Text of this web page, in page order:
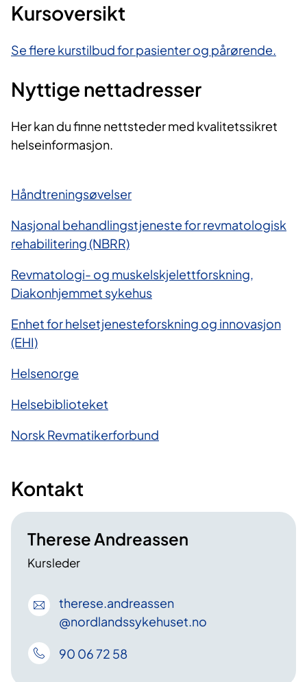
Kursoversikt
Se flere kurstilbud for pasienter og pårørende.
Nyttige nettadresser
Her kan du finne nettsteder med kvalitetssikret
helseinformasjon.
Håndtreningsøvelser
Nasjonal behandlingstjeneste for revmatologisk
rehabilitering (NBRR)
Revmatologi- og muskelskjelettforskning,
Diakonhjemmet sykehus
Enhet for helsetjenesteforskning og innovasjon
(EHI)
Helsenorge
Helsebiblioteket
Norsk Revmatikerforbund
Kontakt
Therese Andreassen
Kursleder
therese.andreassen
@nordlandssykehuset.no
90 06 72 58